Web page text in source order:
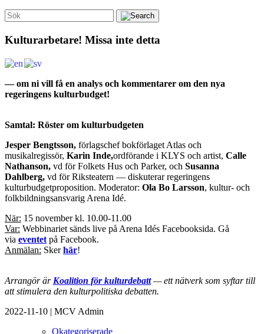
Kulturarbetare! Missa inte detta
— om ni vill få en analys och kommentarer om den nya
regeringens kulturbudget!
Samtal: Röster om kulturbudgeten
Jesper Bengtsson, förlagschef bokförlaget Atlas och
musikalregissör, Karin Inde,ordförande i KLYS och artist, Calle
Nathanson, vd för Folkets Hus och Parker, och Susanna
Dahlberg, vd för Riksteatern — diskuterar regeringens
kulturbudgetproposition. Moderator: Ola Bo Larsson, kultur- och
folkbildningsansvarig Arena Idé.
När: 15 november kl. 10.00-11.00
Var: Webbinariet sänds live på Arena Idés Facebooksida. Gå
via eventet på Facebook.
Anmälan: Skerhär!
Arrangör är Koalition för kulturdebatt— ett nätverk som syftar till
att stimulera den kulturpolitiska debatten.
2022-11-10 | MCV Admin
Okategoriserade